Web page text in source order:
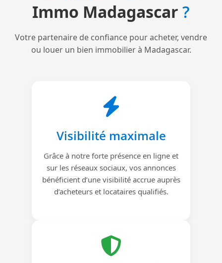
Immo Madagascar ?
Votre partenaire de confiance pour acheter, vendre
ou louer un bien immobilier à Madagascar.
Visibilité maximale
Grâce à notre forte présence en ligne et
sur les réseaux sociaux, vos annonces
bénéficient d’une visibilité accrue auprès
d’acheteurs et locataires qualifiés.